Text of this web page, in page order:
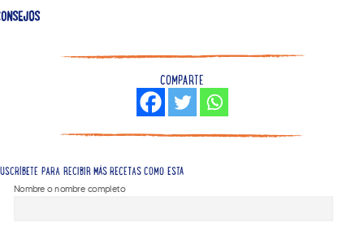
COMPARTE
PARA RECIBIR MÁS RECETAS COMO ESTA
Nombre o nombre completo